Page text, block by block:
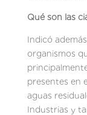
Qué son las
Indicó
organismos
presentes en
aguas
Industrias y